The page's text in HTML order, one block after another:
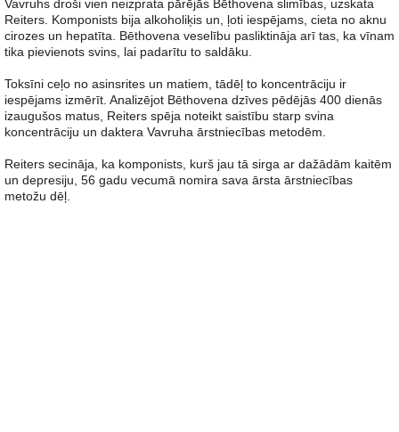
Vavruhs droši vien neizprata pārējās Bēthovena slimības, uzskata
Reiters. Komponists bija alkoholiķis un, ļoti iespējams, cieta no aknu
cirozes un hepatīta. Bēthovena veselību pasliktināja arī tas, ka vīnam
tika pievienots svins, lai padarītu to saldāku.
Toksīni ceļo no asinsrites un matiem, tādēļ to koncentrāciju ir
iespējams izmērīt. Analizējot Bēthovena dzīves pēdējās 400 dienās
izaugušos matus, Reiters spēja noteikt saistību starp svina
koncentrāciju un daktera Vavruha ārstniecības metodēm.
Reiters secināja, ka komponists, kurš jau tā sirga ar dažādām kaitēm
un depresiju, 56 gadu vecumā nomira sava ārsta ārstniecības
metožu dēļ.